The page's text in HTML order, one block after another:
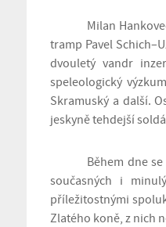
Milan
tramp Pavel
dvouletý vandr
speleologický
Skramuský a další.
jeskyně tehdejší
Během dne
současných i
příležitostnými
Zlatého koně, z nich